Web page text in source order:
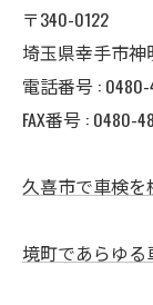
〒340-0122
埼玉県幸手市神
電話番号 :
FAX番号 : 0480-
久喜市で車検を
境町であらゆ